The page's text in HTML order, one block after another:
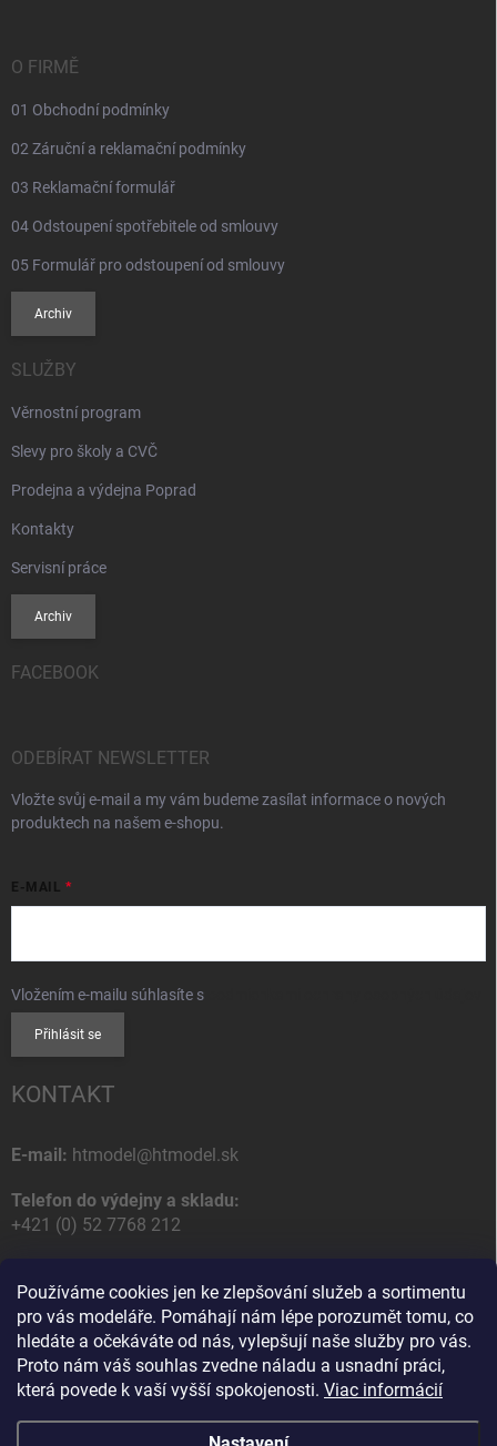
Používáme cookies jen ke zlepšování služeb a sortimentu
pro vás modeláře. Pomáhají nám lépe porozumět tomu, co
hledáte a očekáváte od nás, vylepšují naše služby pro vás.
Proto nám váš souhlas zvedne náladu a usnadní práci,
která povede k vaší vyšší spokojenosti. Viac informácií
O FIRMĚ
01 Obchodní podmínky
02 Záruční a reklamační podmínky
03 Reklamační formulář
04 Odstoupení spotřebitele od smlouvy
05 Formulář pro odstoupení od smlouvy
Archiv
SLUŽBY
Věrnostní program
Slevy pro školy a CVČ
Prodejna a výdejna Poprad
Kontakty
Servisní práce
Archiv
FACEBOOK
ODEBÍRAT NEWSLETTER
Vložte svůj e-mail a my vám budeme zasílat informace o nových
produktech na našem e-shopu.
E-MAIL
Vložením e-mailu súhlasíte s
Přihlásit se
KONTAKT
E-mail: htmodel@htmodel.sk
Telefon do výdejny a skladu:
+421 (0) 52 7768 212
HT model
Na letisko 49
058 01 Poprad
Slovenská Republika